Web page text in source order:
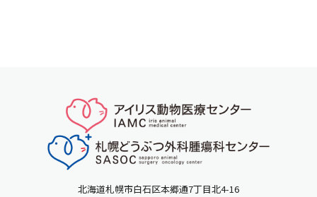
北海道札幌市白石区本郷通7丁目北4-16